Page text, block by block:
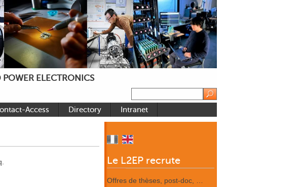
ELECTRONICS
Access Directory Intranet
Le L2EP recrute
Offres de thèses, post-doc, …